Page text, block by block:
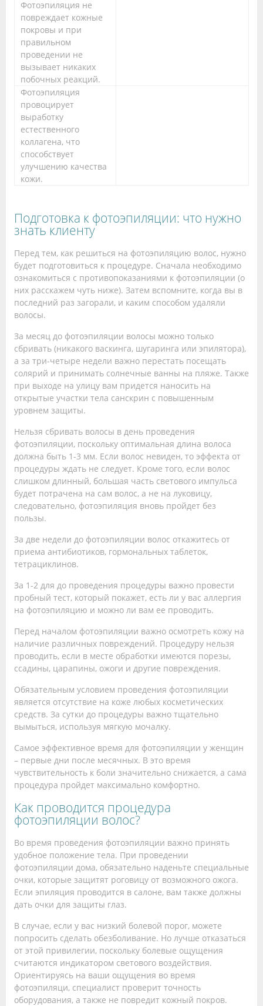
Фотоэпиляция не
повреждает кожные
покровы и при
правильном
проведении не
вызывает никаких
побочных реакций.
Фотоэпиляция
провоцирует
выработку
естественного
коллагена, что
способствует
улучшению качества
кожи.
Подготовка к фотоэпиляции: что нужно
знать клиенту
Перед тем, как решиться на фотоэпиляцию волос, нужно
будет подготовиться к процедуре. Сначала необходимо
ознакомиться с противопоказаниями к фотоэпиляции (о
них расскажем чуть ниже). Затем вспомните, когда вы в
последний раз загорали, и каким способом удаляли
волосы.
За месяц до фотоэпиляции волосы можно только
сбривать (никакого васкинга, шугаринга или эпилятора),
а за три-четыре недели важно перестать посещать
солярий и принимать солнечные ванны на пляже. Также
при выходе на улицу вам придется наносить на
открытые участки тела санскрин с повышенным
уровнем защиты.
Нельзя сбривать волосы в день проведения
фотоэпиляции, поскольку оптимальная длина волоса
должна быть 1-3 мм. Если волос невиден, то эффекта от
процедуры ждать не следует. Кроме того, если волос
слишком длинный, большая часть светового импульса
будет потрачена на сам волос, а не на луковицу,
следовательно, фотоэпиляция вновь пройдет без
пользы.
За две недели до фотоэпиляции волос откажитесь от
приема антибиотиков, гормональных таблеток,
тетрациклинов.
За 1-2 для до проведения процедуры важно провести
пробный тест, который покажет, есть ли у вас аллергия
на фотоэпиляцию и можно ли вам ее проводить.
Перед началом фотоэпиляции важно осмотреть кожу на
наличие различных повреждений. Процедуру нельзя
проводить, если в месте обработки имеются порезы,
ссадины, царапины, ожоги и другие повреждения.
Обязательным условием проведения фотоэпиляции
является отсутствие на коже любых косметических
средств. За сутки до процедуры важно тщательно
вымыться, используя мягкую мочалку.
Самое эффективное время для фотоэпиляции у женщин
– первые дни после месячных. В это время
чувствительность к боли значительно снижается, а сама
процедура пройдет максимально комфортно.
Как проводится процедура
фотоэпиляции волос?
Во время проведения фотоэпиляции важно принять
удобное положение тела. При проведении
фотоэпиляции дома, обязательно наденьте специальные
очки, которые защитят роговицу от возможного ожога.
Если эпиляция проводится в салоне, вам также должны
дать очки для защиты глаз.
В случае, если у вас низкий болевой порог, можете
попросить сделать обезболивание. Но лучше отказаться
от этой привилегии, поскольку болевые ощущения
считаются индикатором светового воздействия.
Ориентируясь на ваши ощущения во время
фотоэпиляци, специалист проверит точность
оборудования, а также не повредит кожный покров.